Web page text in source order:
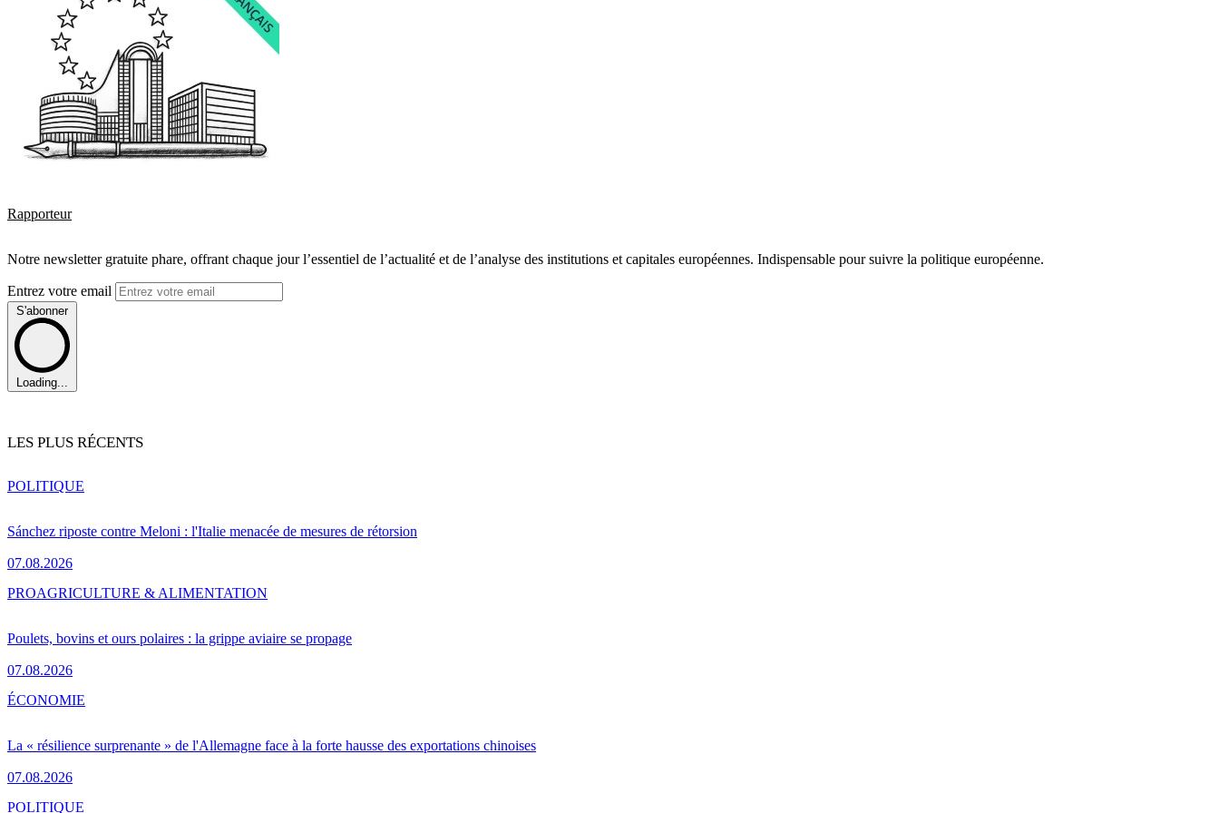
Rapporteur
Notre newsletter gratuite phare, offrant chaque jour l’essentiel de l’actualité et de l’analyse des institutions et capitales européennes. Indispensable pour suivre la politique européenne.
Entrez votre email
S'abonner
Loading...
LES PLUS RÉCENTS
Sánchez riposte contre Meloni : l'Italie menacée de mesures de rétorsion
07.08.2026
POLITIQUE
Poulets, bovins et ours polaires : la grippe aviaire se propage
07.08.2026
PROAGRICULTURE & ALIMENTATION
La « résilience surprenante » de l'Allemagne face à la forte hausse des exportations chinoises
07.08.2026
ÉCONOMIE
POLITIQUE